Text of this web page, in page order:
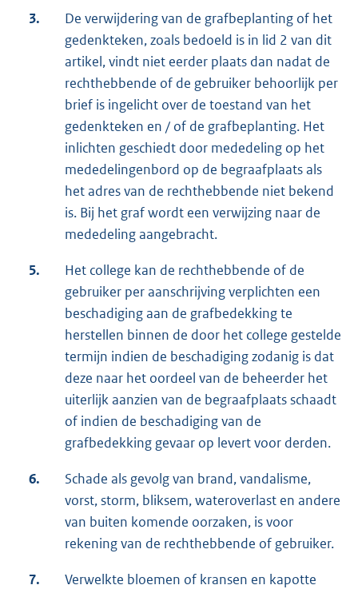
3.
De verwijdering van de grafbeplanting of het
gedenkteken, zoals bedoeld is in lid 2 van dit
artikel, vindt niet eerder plaats dan nadat de
rechthebbende of de gebruiker behoorlijk per
brief is ingelicht over de toestand van het
gedenkteken en / of de grafbeplanting. Het
inlichten geschiedt door mededeling op het
mededelingenbord op de begraafplaats als
het adres van de rechthebbende niet bekend
is. Bij het graf wordt een verwijzing naar de
mededeling aangebracht.
5.
Het college kan de rechthebbende of de
gebruiker per aanschrijving verplichten een
beschadiging aan de grafbedekking te
herstellen binnen de door het college gestelde
termijn indien de beschadiging zodanig is dat
deze naar het oordeel van de beheerder het
uiterlijk aanzien van de begraafplaats schaadt
of indien de beschadiging van de
grafbedekking gevaar op levert voor derden.
6.
Schade als gevolg van brand, vandalisme,
vorst, storm, bliksem, wateroverlast en andere
van buiten komende oorzaken, is voor
rekening van de rechthebbende of gebruiker.
7.
Verwelkte bloemen of kransen en kapotte